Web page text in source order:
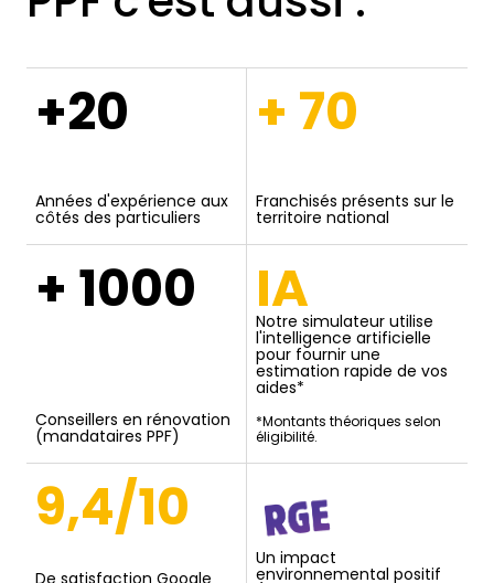
+20
Années d'expérience aux
côtés des particuliers
+ 70
Franchisés présents sur le
territoire national
+ 1000
Conseillers en rénovation
(mandataires PPF)
IA
Notre simulateur utilise
l'intelligence artificielle
pour fournir une
estimation rapide de vos
aides*
*Montants théoriques selon
éligibilité.
9,4/10
Un impact
environnemental positif